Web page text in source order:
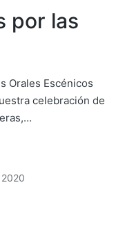
por las
Orales Escénicos
celebración de